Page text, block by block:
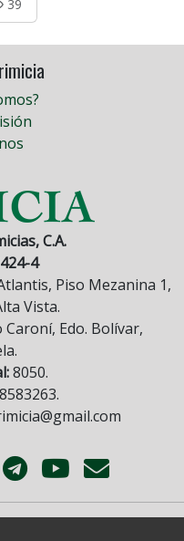
39
C.A.
4
Piso Mezanina 1,
Vista.
Edo. Bolívar,
8050.